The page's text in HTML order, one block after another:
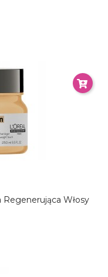
Regenerująca Włosy